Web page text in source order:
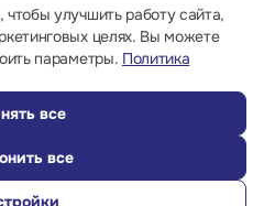
2026 ECOM
улучшить работу сайта,
целях. Вы можете
параметры. Политика
все
все